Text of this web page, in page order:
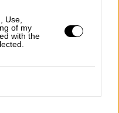
Use,
of my
with the